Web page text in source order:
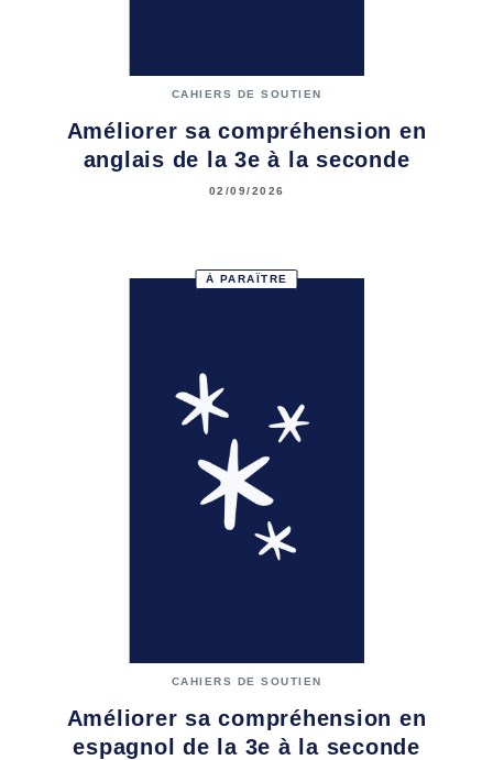
CAHIERS DE SOUTIEN
Améliorer sa compréhension en
anglais de la 3e à la seconde
02/09/2026
À PARAÎTRE
CAHIERS DE SOUTIEN
Améliorer sa compréhension en
espagnol de la 3e à la seconde